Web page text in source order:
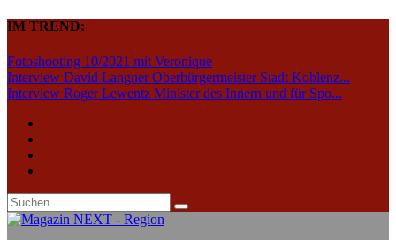
IM TREND:
Fotoshooting 10/2021 mit Veronique
Interview David Langner Oberbürgermeister Stadt Koblenz...
Interview Roger Lewentz Minister des Innern und für Spo...